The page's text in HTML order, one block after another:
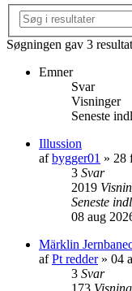
Søgningen gav 3
Emner
Svar
Visninger
Seneste
Illussion
afbygger01 » 28
3 Svar
2019
Seneste
08 aug
Märklin
afPt redder» 04
3 Svar
173